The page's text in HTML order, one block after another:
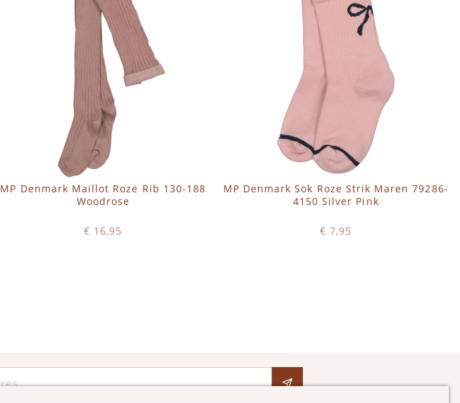
MP Denmark Maillot Roze Rib 130-188
Woodrose
€ 16,95
MP Denmark Sok Roze Strik Maren 79286-
4150 Silver Pink
€ 7,95